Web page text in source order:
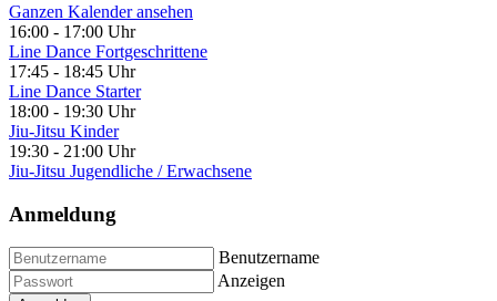
Ganzen Kalender ansehen
16:00 - 17:00 Uhr
Line Dance Fortgeschrittene
17:45 - 18:45 Uhr
Line Dance Starter
18:00 - 19:30 Uhr
Jiu-Jitsu Kinder
19:30 - 21:00 Uhr
Jiu-Jitsu Jugendliche / Erwachsene
Anmeldung
Benutzername
Anzeigen